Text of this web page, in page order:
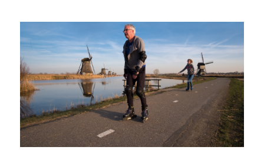
op
te
vallen
in
het
donker